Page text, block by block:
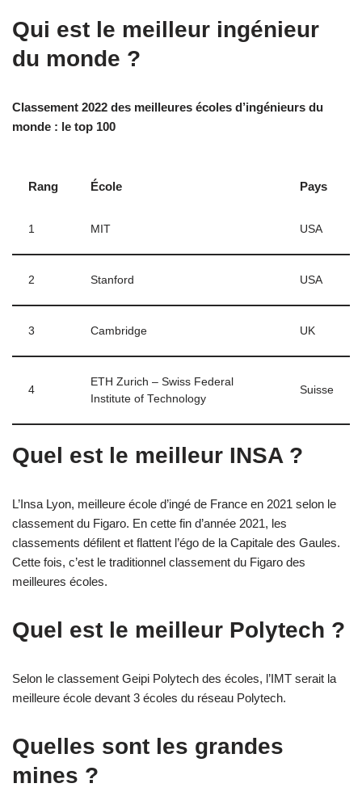
Qui est le meilleur ingénieur
du monde ?
Classement 2022 des meilleures écoles d’ingénieurs du
monde : le top 100
Rang École Pays
1 MIT USA
2 Stanford USA
3 Cambridge UK
4
ETH Zurich – Swiss Federal
Institute of Technology
Suisse
Quel est le meilleur INSA ?
L’Insa Lyon, meilleure école d’ingé de France en 2021 selon le
classement du Figaro. En cette fin d’année 2021, les
classements défilent et flattent l’égo de la Capitale des Gaules.
Cette fois, c’est le traditionnel classement du Figaro des
meilleures écoles.
Quel est le meilleur Polytech ?
Selon le classement Geipi Polytech des écoles, l’IMT serait la
meilleure école devant 3 écoles du réseau Polytech.
Quelles sont les grandes
mines ?